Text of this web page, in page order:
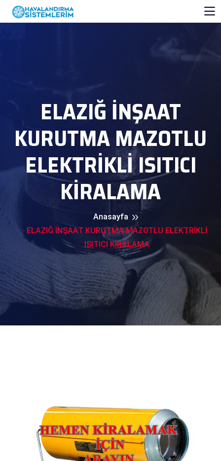
ELAZIĞ İNŞAAT
KURUTMA MAZOTLU
ELEKTRİKLİ ISITICI
KİRALAMA
Anasayfa
ELAZIĞ İNŞAAT KURUTMA MAZOTLU ELEKTRİKLİ
ISITICI KİRALAMA